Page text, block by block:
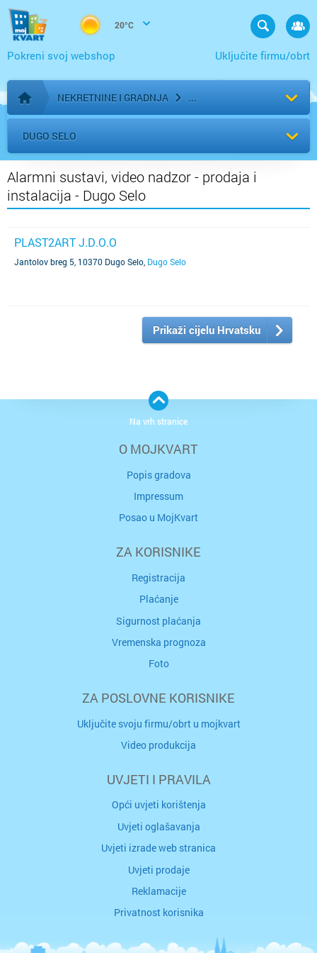
20°C
Uključite firmu/obrt
Pokreni svoj webshop
Početna stranica
NEKRETNINE I GRADNJA
DUGO SELO
Alarmni sustavi, video nadzor - prodaja i
instalacija - Dugo Selo
PLAST2ART J.D.O.O
Jantolov breg 5, 10370 Dugo Selo Dugo Selo
Prikaži cijelu Hrvatsku
O MOJKVART
Popis gradova
Impressum
Posao u MojKvart
ZA KORISNIKE
Registracija
Plaćanje
Sigurnost plaćanja
Vremenska prognoza
Foto
ZA POSLOVNE KORISNIKE
Uključite svoju firmu/obrt u mojkvart
Video produkcija
UVJETI I PRAVILA
Opći uvjeti korištenja
Uvjeti oglašavanja
Uvjeti izrade web stranica
Uvjeti prodaje
Reklamacije
Privatnost korisnika
Na vrh stranice